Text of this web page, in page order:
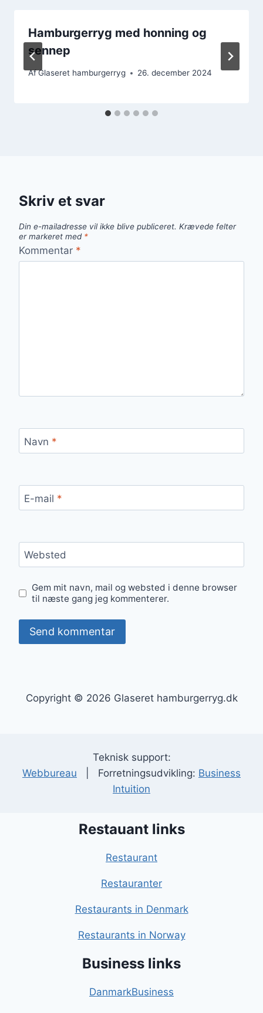
Hamburgerryg med honning og
sennep
AfGlaseret hamburgerryg 26. december 2024
Skriv et svar
Din e-mailadresse vil ikke blive publiceret. Krævede felter
er markeret med *
Kommentar *
Navn *
E-mail *
Websted
Gem mit navn, mail og websted i denne browser
til næste gang jeg kommenterer.
Copyright © 2026 Glaseret hamburgerryg.dk
Teknisk support:
Webbureau | Forretningsudvikling: Business
Intuition
Restauant links
Restaurant
Restauranter
Restaurants in Denmark
Restaurants in Norway
Business links
DanmarkBusiness